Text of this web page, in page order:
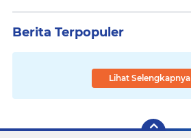
Berita Terpopuler
Lihat Selengkapnya